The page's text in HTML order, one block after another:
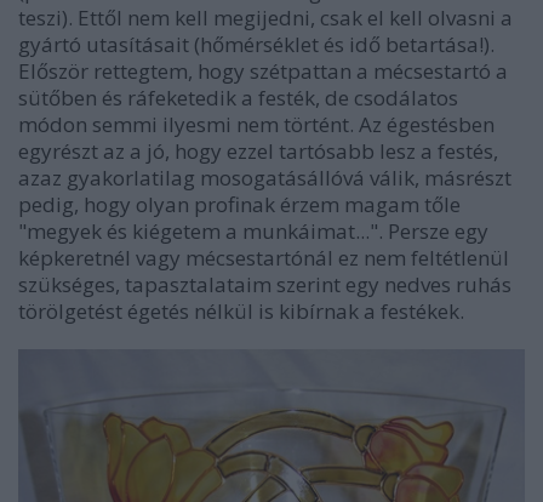
teszi). Ettől nem kell megijedni, csak el kell olvasni a
gyártó utasításait (hőmérséklet és idő betartása!).
Először rettegtem, hogy szétpattan a mécsestartó a
sütőben és ráfeketedik a festék, de csodálatos
módon semmi ilyesmi nem történt. Az égestésben
egyrészt az a jó, hogy ezzel tartósabb lesz a festés,
azaz gyakorlatilag mosogatásállóvá válik, másrészt
pedig, hogy olyan profinak érzem magam tőle
"megyek és kiégetem a munkáimat...". Persze egy
képkeretnél vagy mécsestartónál ez nem feltétlenül
szükséges, tapasztalataim szerint egy nedves ruhás
törölgetést égetés nélkül is kibírnak a festékek.